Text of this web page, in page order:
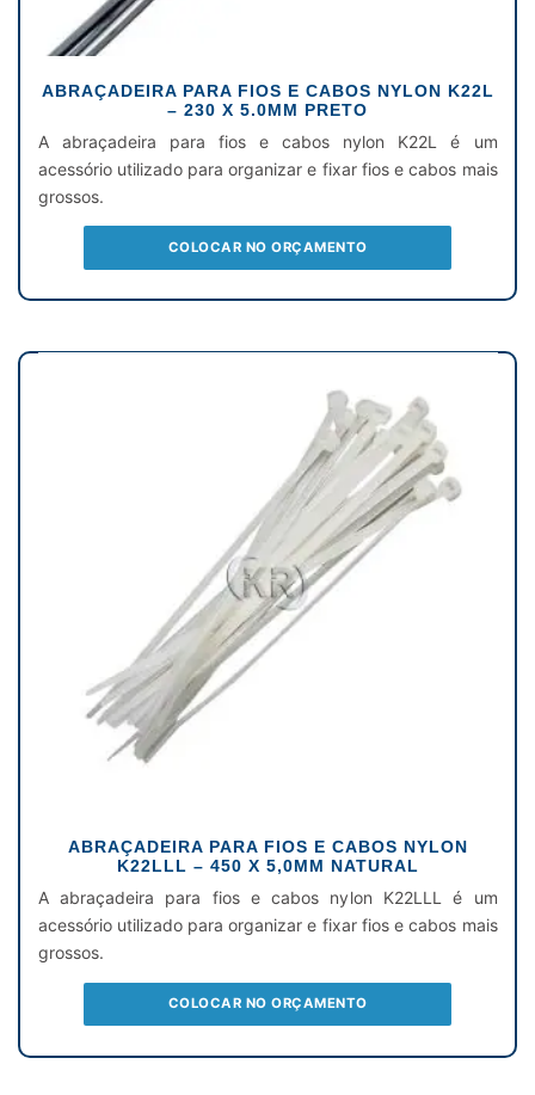
ABRAÇADEIRA PARA FIOS E CABOS NYLON K22L
– 230 X 5.0MM PRETO
A abraçadeira para fios e cabos nylon K22L é um
acessório utilizado para organizar e fixar fios e cabos mais
grossos.
COLOCAR NO ORÇAMENTO
ABRAÇADEIRA PARA FIOS E CABOS NYLON
K22LLL – 450 X 5,0MM NATURAL
A abraçadeira para fios e cabos nylon K22LLL é um
acessório utilizado para organizar e fixar fios e cabos mais
grossos.
COLOCAR NO ORÇAMENTO